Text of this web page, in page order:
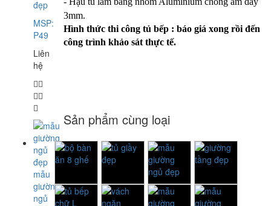
đẹp
MSP:
P49
Liên
hệ
mẫu
giường
ngủ
3mm.
Hình thức thi công tủ bếp : báo giá xong rồi đến
công trình khảo sát thực tế.
Sản phẩm cùng loại